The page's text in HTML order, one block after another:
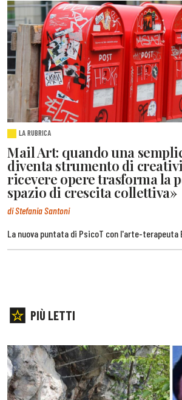
LA RUBRICA
Mail Art: quando una
diventa strumento di
ricevere opere trasforma la
spazio di crescita collettiva»
di Stefania Santoni
La nuova puntata di PsicoT con l'arte-terapeuta
PIÙ LETTI